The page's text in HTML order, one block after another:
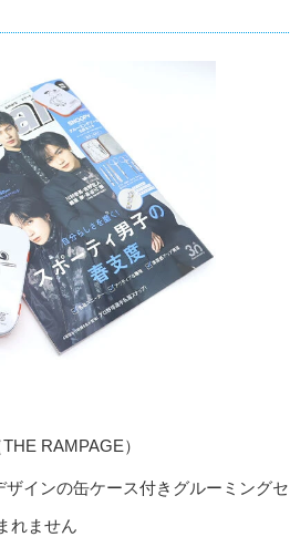
RAMPAGE）
インの缶ケース付きグルーミングセ
れません